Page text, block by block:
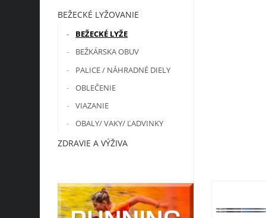
BEŽECKÉ LYŽOVANIE
BEŽECKÉ LYŽE
BEŽKÁRSKA OBUV
PALICE / NÁHRADNÉ DIELY
OBLEČENIE
VIAZANIE
OBALY/ VAKY/ ĽADVINKY
ZDRAVIE A VÝŽIVA